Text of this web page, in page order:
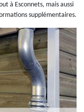
à Esconnets, mais aussi
supplémentaires.